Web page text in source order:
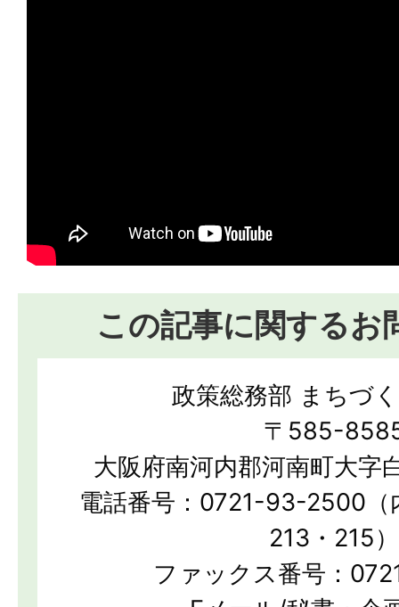
この記事に関するお
政策総務部 まちづ
〒585-
大阪府南河内郡河南町大字
電話番号：0721-93-2500（
213・215）
ファックス番号：